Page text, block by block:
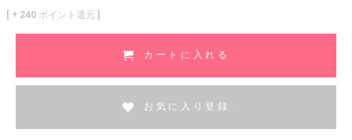
[ + 240 ポイント還元 ]
カートに入れる
お気に入り登録